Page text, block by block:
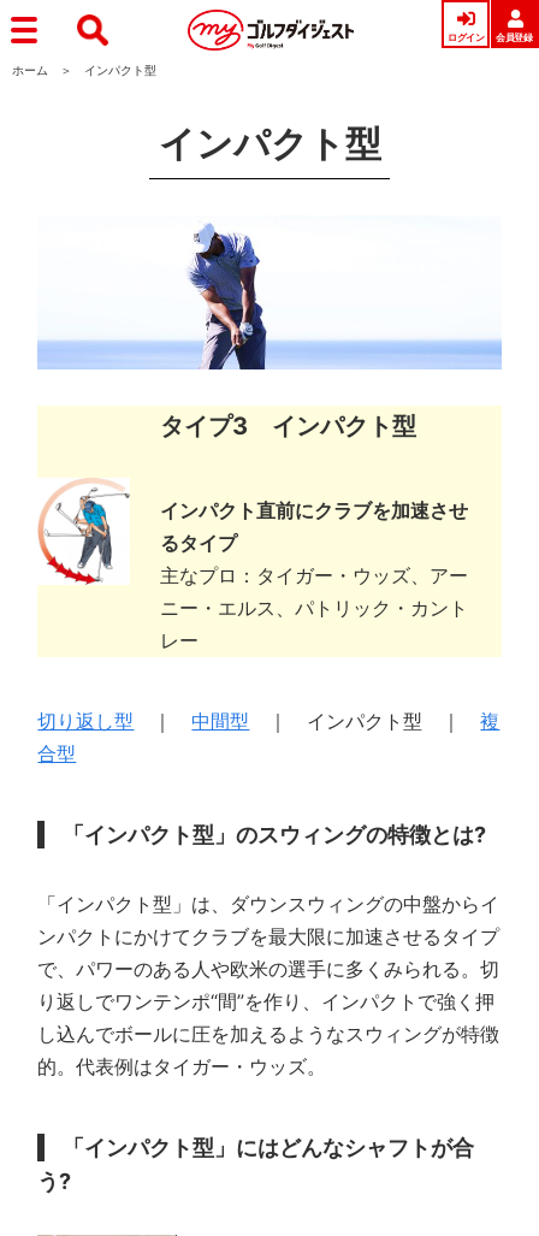
ログイン 会員登録
ホーム インパクト型
インパクト型
タイプ3 インパクト型
インパクト直前にクラブを加速させ
るタイプ
主なプロ：タイガー・ウッズ、アー
ニー・エルス、パトリック・カント
レー
切り返し型 ｜中間型 ｜ インパクト型 ｜複
合型
「インパクト型」のスウィングの特徴とは?
「インパクト型」は、ダウンスウィングの中盤からイ
ンパクトにかけてクラブを最大限に加速させるタイプ
で、パワーのある人や欧米の選手に多くみられる。切
り返しでワンテンポ“間”を作り、インパクトで強く押
し込んでボールに圧を加えるようなスウィングが特徴
的。代表例はタイガー・ウッズ。
「インパクト型」にはどんなシャフトが合
う?